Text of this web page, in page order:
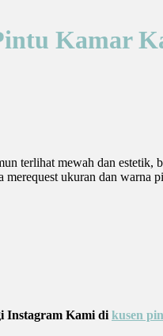
Kamar
terlihat mewah dan estetik,
ukuran dan warna
Instagram Kami di kusen